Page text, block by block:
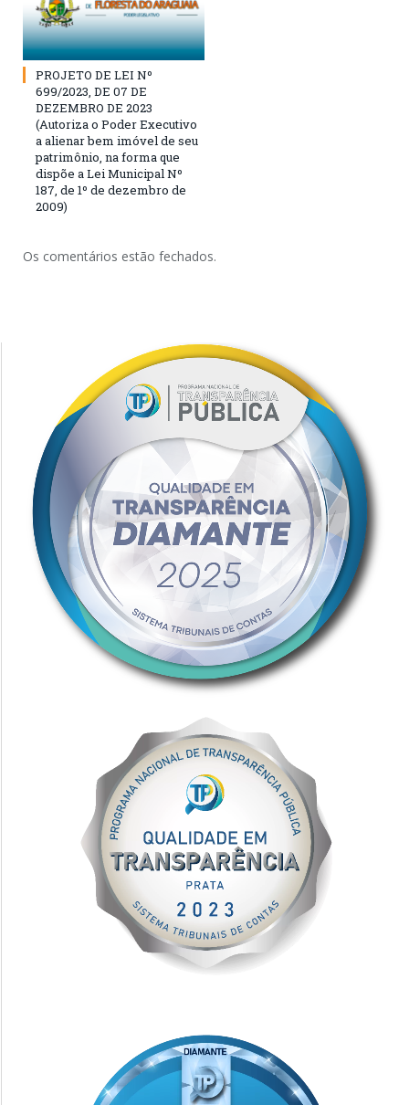
PROJETO DE LEI Nº
699/2023, DE 07 DE
DEZEMBRO DE 2023
(Autoriza o Poder Executivo
a alienar bem imóvel de seu
patrimônio, na forma que
dispõe a Lei Municipal Nº
187, de 1º de dezembro de
2009)
Os comentários estão fechados.